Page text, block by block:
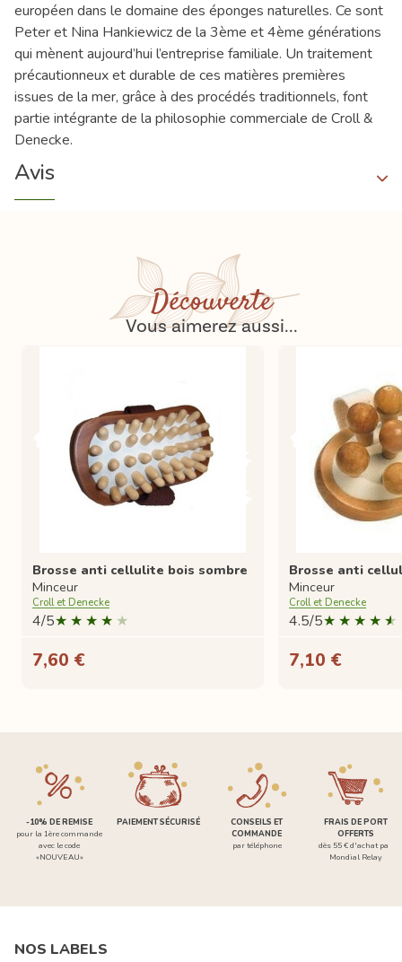
européen dans le domaine des éponges naturelles. Ce sont
Peter et Nina Hankiewicz de la 3ème et 4ème générations
qui mènent aujourd’hui l’entreprise familiale. Un traitement
précautionneux et durable de ces matières premières
issues de la mer, grâce à des procédés traditionnels, font
partie intégrante de la philosophie commerciale de Croll &
Denecke.
Avis
Découverte
Vous aimerez aussi...
Brosse anti cellulite bois sombre
Minceur
Croll et Denecke
4/5
7,60 €
Brosse anti
Minceur
Croll et Denecke
4.5/5
7,10 €
-10% DE REMISE
pour la 1ère commande
avec le code
«NOUVEAU»
PAIEMENT SÉCURISÉ
CONSEILS ET
COMMANDE
par téléphone
FRAIS DE PORT
OFFERTS
dès 55 € d'achat par
Mondial Relay
NOS LABELS